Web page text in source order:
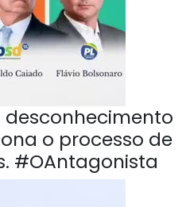
o processo de
#OAntagonista